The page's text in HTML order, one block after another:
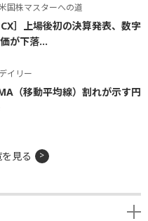
国株マスターへの道
］上場後初の決算発表、数字
が下落...
イリー
（移動平均線）割れが示す円
見る